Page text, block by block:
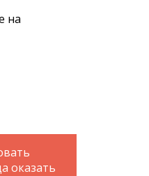
на
оказать